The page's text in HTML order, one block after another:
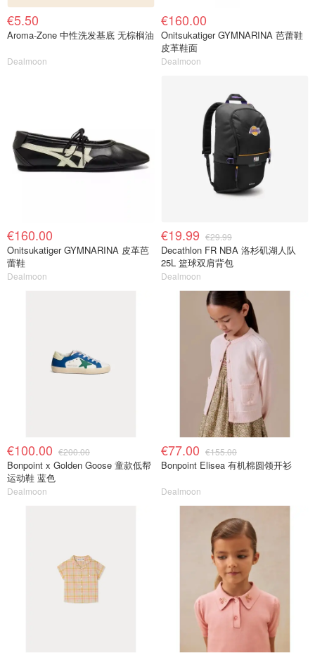
€5.50
Aroma-Zone 中性洗发基底 无棕榈油
Dealmoon
€160.00
Onitsukatiger GYMNARINA 芭蕾鞋
皮革鞋面
Dealmoon
€160.00
Onitsukatiger GYMNARINA 皮革芭
蕾鞋
Dealmoon
€19.99 €29.99
Decathlon FR NBA 洛杉矶湖人队
25L 篮球双肩背包
Dealmoon
€100.00 €200.00
Bonpoint x Golden Goose 童款低帮
运动鞋 蓝色
Dealmoon
€77.00 €155.00
Bonpoint Elisea 有机棉圆领开衫
Dealmoon